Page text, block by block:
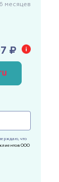
месяцев
₽
что
ООО